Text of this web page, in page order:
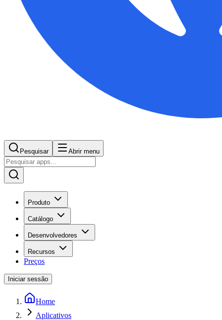
Pesquisar Abrir menu
Produto
Catálogo
Desenvolvedores
Recursos
Preços
Iniciar sessão
Home
Aplicativos